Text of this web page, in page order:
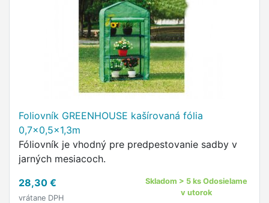
Foliovník GREENHOUSE kašírovaná fólia
0,7x0,5x1,3m
Fóliovník je vhodný pre predpestovanie sadby v
jarných mesiacoch.
28,30 €
vrátane DPH
Skladom > 5 ks Odosielame
v utorok